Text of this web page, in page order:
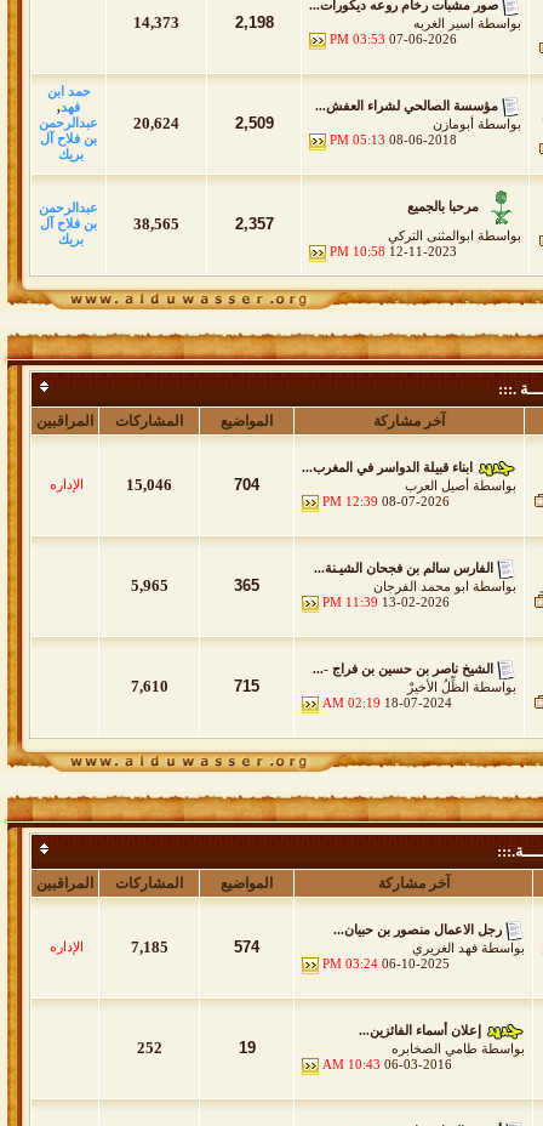
صور مشبات رخام روعه ديكورات...
بواسطة اسير الغربه
07-06-2026
03:53 PM
2,198
14,373
مؤسسة الصالحي لشراء العفش...
بواسطة أبومازن
08-06-2018
05:13 PM
2,509
20,624
حمد ابن
فهد,
عبدالرحمن
بن فلاح آل
بريك
مرحبا بالجميع
بواسطة ابوالمثنى التركي
12-11-2023
10:58 PM
2,357
38,565
عبدالرحمن
بن فلاح آل
بريك
.:::
آخر مشاركة المواضيع المشاركات المراقبين
ابناء قبيلة الدواسر في المغرب...
بواسطة أصيل العرب
08-07-2026
12:39 PM
704
15,046 الإداره
الفارس سالم بن فجحان الشيـنة...
بواسطة ابو محمد الفرجان
13-02-2026
11:39 PM
365
5,965
الشيخ ناصر بن حسين بن فراج -...
بواسطة الظِّلُ الأخيرْ
18-07-2024
02:19 AM
715
7,610
آخر مشاركة المواضيع المشاركات المراقبين
تنشر لأول مره عبره وجميع الحقوق محفوظة .
رجل الاعمال منصور بن حبيان...
بواسطة فهد الغريري
06-10-2025
03:24 PM
574
7,185 الإداره
إعلان أسماء الفائزين...
بواسطة طامي الصخابره
06-03-2016
10:43 AM
19
252